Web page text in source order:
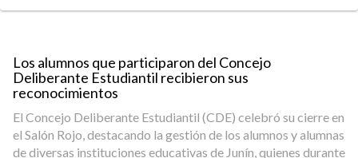
Los alumnos que participaron del Concejo
Deliberante Estudiantil recibieron sus
reconocimientos
El Concejo Deliberante Estudiantil (CDE) celebró su cierre en
el Salón Rojo, destacando la gestión de los alumnos y alumnas
de diversas instituciones educativas de Junín, quienes durante